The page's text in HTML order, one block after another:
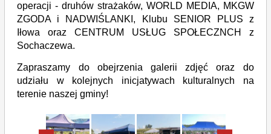
operacji - druhów strażaków, WORLD MEDIA, MKGW
ZGODA i NADWIŚLANKI, Klubu SENIOR PLUS z
Iłowa oraz CENTRUM USŁUG SPOŁECZNCH z
Sochaczewa.
Zapraszamy do obejrzenia galerii zdjęć oraz do
udziału w kolejnych inicjatywach kulturalnych na
terenie naszej gminy!